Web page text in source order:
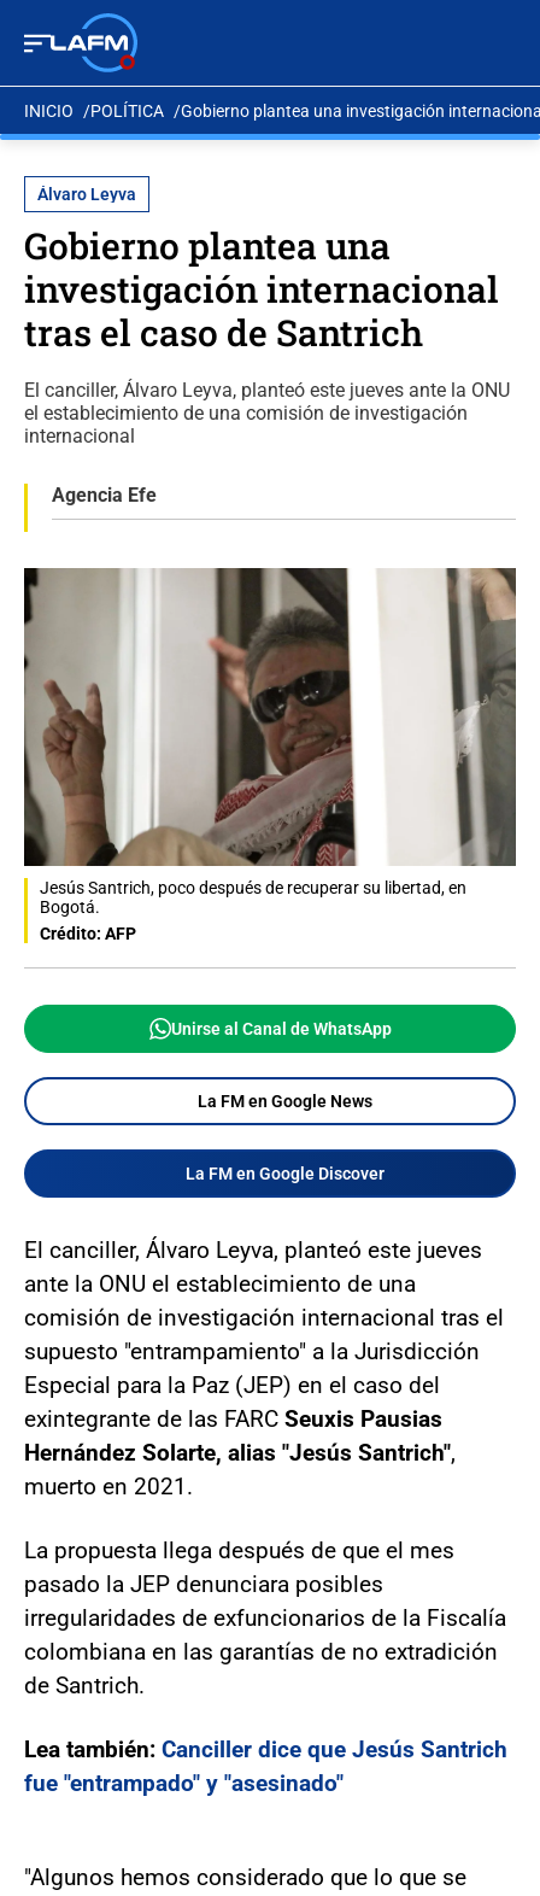
INICIO POLÍTICA Gobierno plantea una investigación
Álvaro Leyva
Gobierno plantea una
investigación internacional
tras el caso de Santrich
El canciller, Álvaro Leyva, planteó este jueves ante la ONU
el establecimiento de una comisión de investigación
internacional
Agencia Efe
Jesús Santrich, poco después de recuperar su libertad, en
Bogotá.
Crédito: AFP
Unirse al Canal de WhatsApp
La FM en Google News
La FM en Google Discover
El canciller, Álvaro Leyva, planteó este jueves
ante la ONU el establecimiento de una
comisión de investigación internacional tras el
supuesto "entrampamiento" a la Jurisdicción
Especial para la Paz (JEP) en el caso del
exintegrante de las FARC Seuxis Pausias
Hernández Solarte, alias "Jesús Santrich",
muerto en 2021.
La propuesta llega después de que el mes
pasado la JEP denunciara posibles
irregularidades de exfuncionarios de la Fiscalía
colombiana en las garantías de no extradición
de Santrich.
Lea también: Canciller dice que Jesús Santrich
fue "entrampado" y "asesinado"
"Algunos hemos considerado que lo que se